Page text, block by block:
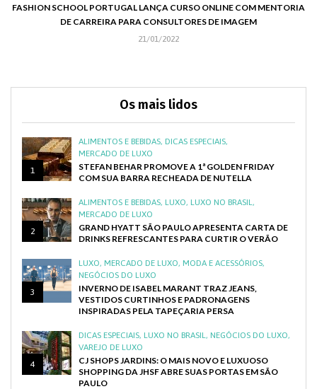
FASHION SCHOOL PORTUGAL LANÇA CURSO ONLINE COM MENTORIA
DE CARREIRA PARA CONSULTORES DE IMAGEM
21/01/2022
Os mais lidos
1
ALIMENTOS E BEBIDAS, DICAS ESPECIAIS,
MERCADO DE LUXO
STEFAN BEHAR PROMOVE A 1ª GOLDEN FRIDAY
COM SUA BARRA RECHEADA DE NUTELLA
2
ALIMENTOS E BEBIDAS, LUXO, LUXO NO BRASIL ,
MERCADO DE LUXO
GRAND HYATT SÃO PAULO APRESENTA CARTA DE
DRINKS REFRESCANTES PARA CURTIR O VERÃO
3
LUXO, MERCADO DE LUXO, MODA E ACESSÓRIOS,
NEGÓCIOS DO LUXO
INVERNO DE ISABEL MARANT TRAZ JEANS,
VESTIDOS CURTINHOS E PADRONAGENS
INSPIRADAS PELA TAPEÇARIA PERSA
4
DICAS ESPECIAIS, LUXO NO BRASIL , NEGÓCIOS DO LUXO,
VAREJO DE LUXO
CJ SHOPS JARDINS: O MAIS NOVO E LUXUOSO
SHOPPING DA JHSF ABRE SUAS PORTAS EM SÃO
PAULO